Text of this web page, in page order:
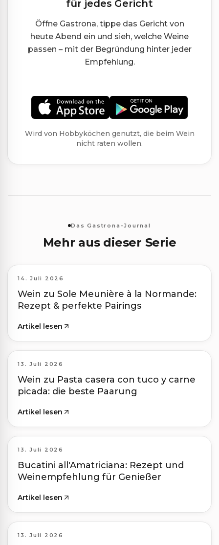
für jedes Gericht
Öffne Gastrona, tippe das Gericht von
heute Abend ein und sieh, welche Weine
passen – mit der Begründung hinter jeder
Empfehlung.
Wird von Hobbyköchen genutzt, die beim Wein
nicht raten wollen.
Das Gastrona-Journal
Mehr aus dieser Serie
14. Juli 2026
Wein zu Sole Meunière à la Normande:
Rezept & perfekte Pairings
Artikel lesen
13. Juli 2026
Wein zu Pasta casera con tuco y carne
picada: die beste Paarung
Artikel lesen
13. Juli 2026
Bucatini all'Amatriciana: Rezept und
Weinempfehlung für Genießer
Artikel lesen
13. Juli 2026